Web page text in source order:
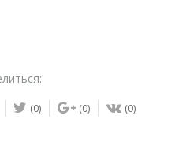
(0) (0) (0)